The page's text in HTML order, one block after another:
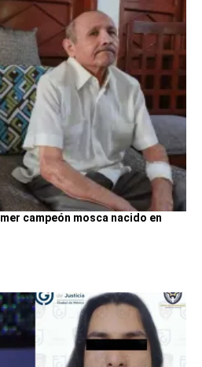
campeón mosca nacido en